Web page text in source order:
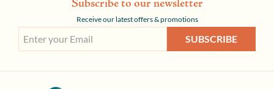
Subscribe to our newsletter
Receive our latest offers & promotions
SUBSCRIBE